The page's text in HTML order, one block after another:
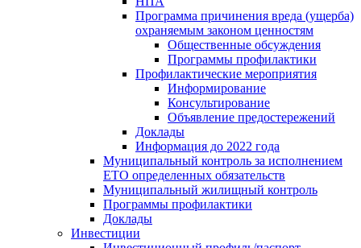
Программа причинения вреда (ущерба)
охраняемым законом ценностям
Общественные обсуждения
Программы профилактики
Профилактические мероприятия
Информирование
Консультирование
Объявление предостережений
Доклады
Информация до 2022 года
Муниципальный контроль за исполнением
ЕТО определенных обязательств
Муниципальный жилищный контроль
Программы профилактики
Доклады
Инвестиции